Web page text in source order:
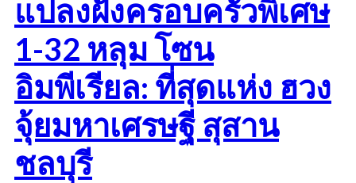
แปลงฝังครอบครัวพิเศษ
1-32 หลุม โซน
อิมพีเรียล: ที่สุดแห่ง ฮวง
จุ้ยมหาเศรษฐี สุสาน
ชลบุรี